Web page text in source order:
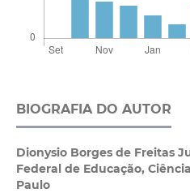
BIOGRAFIA DO AUTOR
Dionysio Borges de Freitas
Federal de Educação,
Paulo